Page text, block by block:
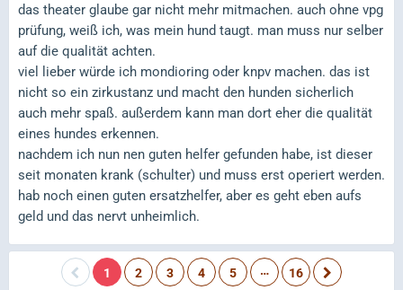
das theater glaube gar nicht mehr mitmachen. auch ohne vpg
prüfung, weiß ich, was mein hund taugt. man muss nur selber
auf die qualität achten.
viel lieber würde ich mondioring oder knpv machen. das ist
nicht so ein zirkustanz und macht den hunden sicherlich
auch mehr spaß. außerdem kann man dort eher die qualität
eines hundes erkennen.
nachdem ich nun nen guten helfer gefunden habe, ist dieser
seit monaten krank (schulter) und muss erst operiert werden.
hab noch einen guten ersatzhelfer, aber es geht eben aufs
geld und das nervt unheimlich.
1 2 3 4 5 … 16